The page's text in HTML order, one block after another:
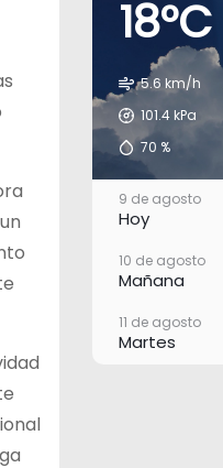
18°C
5.6 km/h
101.4kPa
70 %
9 de agosto
Hoy
10 de agosto
Mañana
11 de agosto
Martes